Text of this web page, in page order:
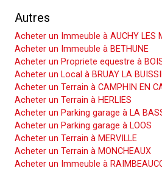
Autres
Acheter un Immeuble à AUCHY LES
Acheter un Immeuble à BETHUNE
Acheter un Propriete equestre à
Acheter un Local à BRUAY LA
Acheter un Terrain à CAMPHIN EN
Acheter un Terrain à HERLIES
Acheter un Parking garage à LA
Acheter un Parking garage à LOOS
Acheter un Terrain à MERVILLE
Acheter un Terrain à MONCHEAUX
Acheter un Immeuble à